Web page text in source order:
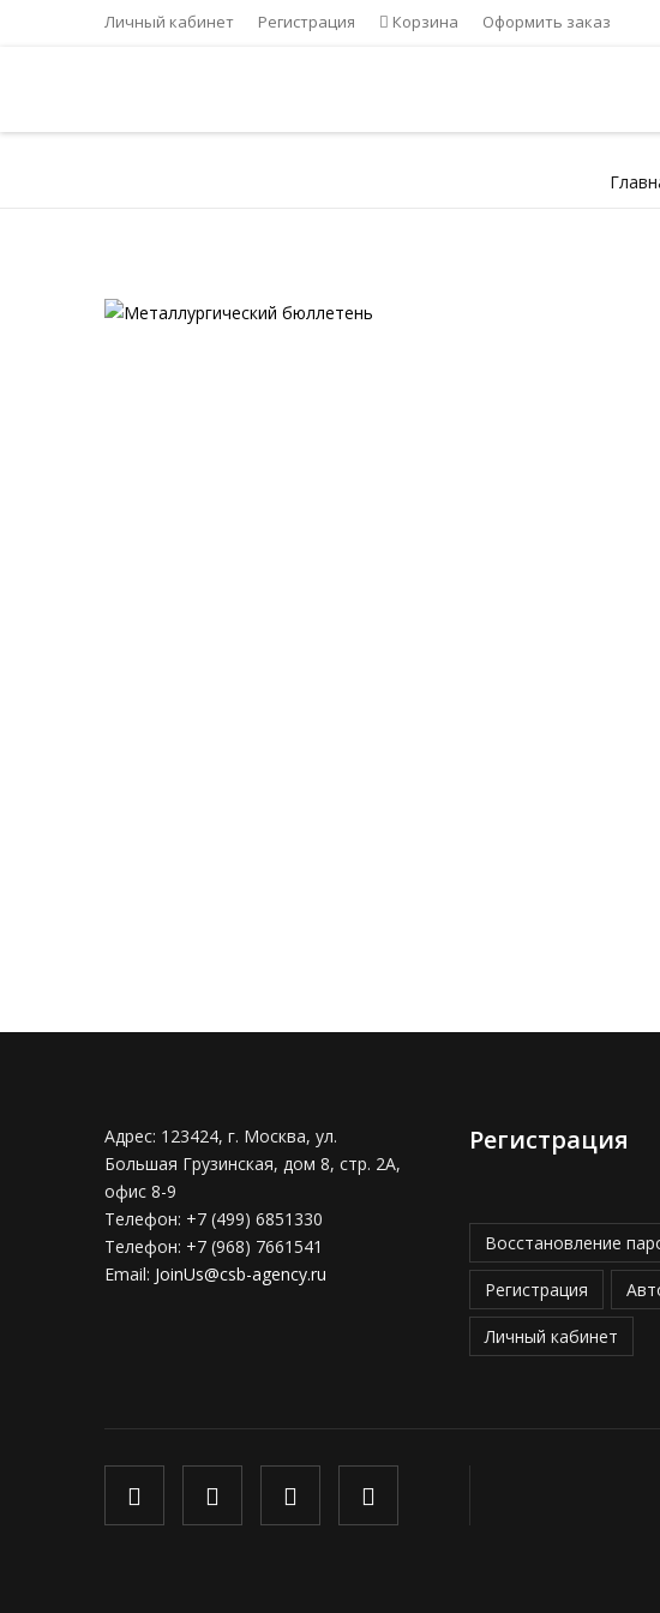
Личный кабинет Регистрация Корзина Оформить заказ
Адрес: 123424, г. Москва, ул.
Большая Грузинская, дом 8, стр. 2А,
офис 8-9
Телефон: +7 (499) 6851330
Телефон: +7 (968) 7661541
Email: JoinUs@csb-agency.ru
Регистрация
Восстановление
Регистрация
Личный кабинет